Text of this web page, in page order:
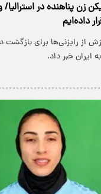
زن پناهنده در
داده‌ایم
از رایزنی‌ها برای بازگشت
ایران خبر داد.